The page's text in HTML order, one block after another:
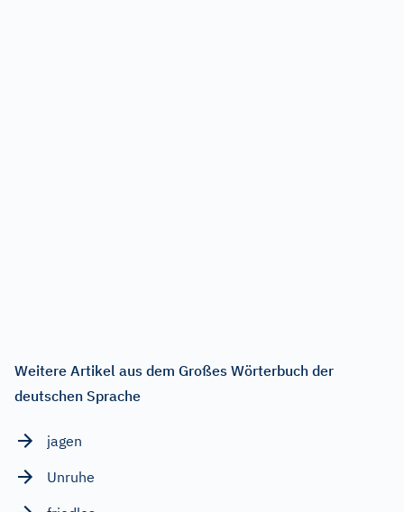
Weitere Artikel aus dem Großes Wörterbuch der
deutschen Sprache
jagen
Unruhe